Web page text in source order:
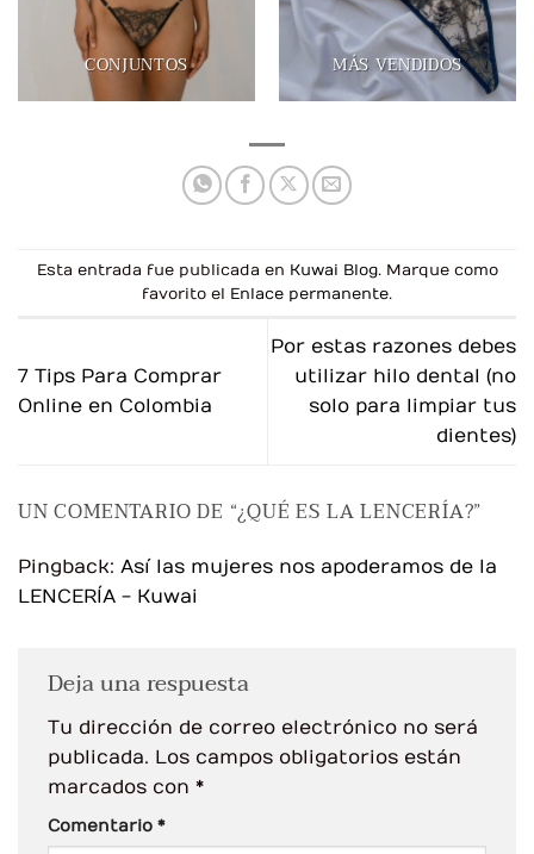
CONJUNTOS MÁS VENDIDOS
Esta entrada fue publicada en Kuwai Blog. Marque como
favorito el Enlace permanente.
7 Tips Para Comprar
Online en Colombia
Por estas razones debes
utilizar hilo dental (no
solo para limpiar tus
dientes)
UN COMENTARIO DE “¿QUÉ ES LA LENCERÍA?”
Pingback: Así las mujeres nos apoderamos de la
LENCERÍA - Kuwai
Deja una respuesta
Tu dirección de correo electrónico no será
publicada. Los campos obligatorios están
marcados con *
Comentario *